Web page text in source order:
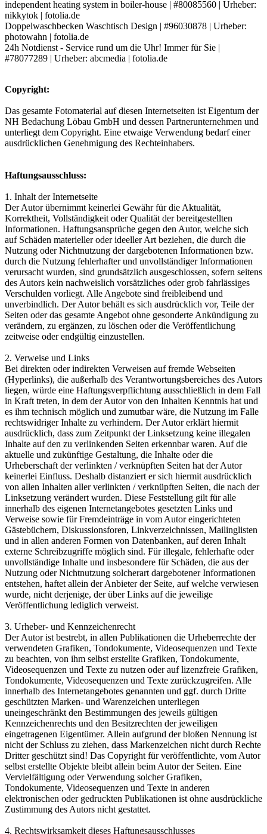
independent heating system in boiler-house | #80085560 | Urheber:
nikkytok | fotolia.de
Doppelwaschbecken Waschtisch Design | #96030878 | Urheber:
photowahn | fotolia.de
24h Notdienst - Service rund um die Uhr! Immer für Sie |
#78077289 | Urheber: abcmedia | fotolia.de
Copyright:
Das gesamte Fotomaterial auf diesen Internetseiten ist Eigentum der
NH Bedachung Löbau GmbH und dessen Partnerunternehmen und
unterliegt dem Copyright. Eine etwaige Verwendung bedarf einer
ausdrücklichen Genehmigung des Rechteinhabers.
Haftungsausschluss:
1. Inhalt der Internetseite
Der Autor übernimmt keinerlei Gewähr für die Aktualität,
Korrektheit, Vollständigkeit oder Qualität der bereitgestellten
Informationen. Haftungsansprüche gegen den Autor, welche sich
auf Schäden materieller oder ideeller Art beziehen, die durch die
Nutzung oder Nichtnutzung der dargebotenen Informationen bzw.
durch die Nutzung fehlerhafter und unvollständiger Informationen
verursacht wurden, sind grundsätzlich ausgeschlossen, sofern seitens
des Autors kein nachweislich vorsätzliches oder grob fahrlässiges
Verschulden vorliegt. Alle Angebote sind freibleibend und
unverbindlich. Der Autor behält es sich ausdrücklich vor, Teile der
Seiten oder das gesamte Angebot ohne gesonderte Ankündigung zu
verändern, zu ergänzen, zu löschen oder die Veröffentlichung
zeitweise oder endgültig einzustellen.
2. Verweise und Links
Bei direkten oder indirekten Verweisen auf fremde Webseiten
(Hyperlinks), die außerhalb des Verantwortungsbereiches des Autors
liegen, würde eine Haftungsverpflichtung ausschließlich in dem Fall
in Kraft treten, in dem der Autor von den Inhalten Kenntnis hat und
es ihm technisch möglich und zumutbar wäre, die Nutzung im Falle
rechtswidriger Inhalte zu verhindern. Der Autor erklärt hiermit
ausdrücklich, dass zum Zeitpunkt der Linksetzung keine illegalen
Inhalte auf den zu verlinkenden Seiten erkennbar waren. Auf die
aktuelle und zukünftige Gestaltung, die Inhalte oder die
Urheberschaft der verlinkten / verknüpften Seiten hat der Autor
keinerlei Einfluss. Deshalb distanziert er sich hiermit ausdrücklich
von allen Inhalten aller verlinkten / verknüpften Seiten, die nach der
Linksetzung verändert wurden. Diese Feststellung gilt für alle
innerhalb des eigenen Internetangebotes gesetzten Links und
Verweise sowie für Fremdeinträge in vom Autor eingerichteten
Gästebüchern, Diskussionsforen, Linkverzeichnissen, Mailinglisten
und in allen anderen Formen von Datenbanken, auf deren Inhalt
externe Schreibzugriffe möglich sind. Für illegale, fehlerhafte oder
unvollständige Inhalte und insbesondere für Schäden, die aus der
Nutzung oder Nichtnutzung solcherart dargebotener Informationen
entstehen, haftet allein der Anbieter der Seite, auf welche verwiesen
wurde, nicht derjenige, der über Links auf die jeweilige
Veröffentlichung lediglich verweist.
3. Urheber- und Kennzeichenrecht
Der Autor ist bestrebt, in allen Publikationen die Urheberrechte der
verwendeten Grafiken, Tondokumente, Videosequenzen und Texte
zu beachten, von ihm selbst erstellte Grafiken, Tondokumente,
Videosequenzen und Texte zu nutzen oder auf lizenzfreie Grafiken,
Tondokumente, Videosequenzen und Texte zurückzugreifen. Alle
innerhalb des Internetangebotes genannten und ggf. durch Dritte
geschützten Marken- und Warenzeichen unterliegen
uneingeschränkt den Bestimmungen des jeweils gültigen
Kennzeichenrechts und den Besitzrechten der jeweiligen
eingetragenen Eigentümer. Allein aufgrund der bloßen Nennung ist
nicht der Schluss zu ziehen, dass Markenzeichen nicht durch Rechte
Dritter geschützt sind! Das Copyright für veröffentlichte, vom Autor
selbst erstellte Objekte bleibt allein beim Autor der Seiten. Eine
Vervielfältigung oder Verwendung solcher Grafiken,
Tondokumente, Videosequenzen und Texte in anderen
elektronischen oder gedruckten Publikationen ist ohne ausdrückliche
Zustimmung des Autors nicht gestattet.
4. Rechtswirksamkeit dieses Haftungsausschlusses